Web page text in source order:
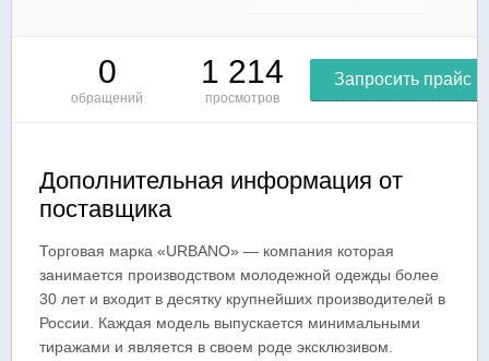
0
обращений
1 214
просмотров
Запросить прайс
Дополнительная информация от
поставщика
Торговая марка «URBANO» — компания которая
занимается производством молодежной одежды более
30 лет и входит в десятку крупнейших производителей в
России. Каждая модель выпускается минимальными
тиражами и является в своем роде эксклюзивом.